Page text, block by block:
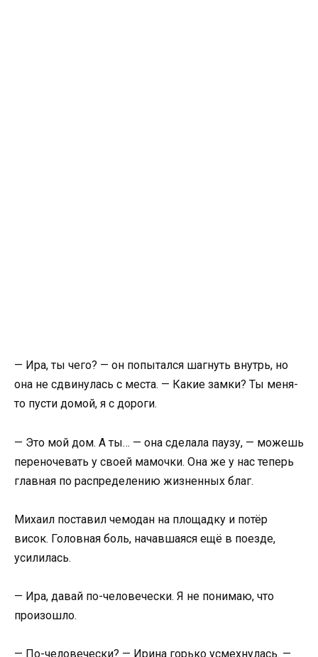
— Ира, ты чего? — он попытался шагнуть внутрь, но
она не сдвинулась с места. — Какие замки? Ты меня-
то пусти домой, я с дороги.
— Это мой дом. А ты… — она сделала паузу, — можешь
переночевать у своей мамочки. Она же у нас теперь
главная по распределению жизненных благ.
Михаил поставил чемодан на площадку и потёр
висок. Головная боль, начавшаяся ещё в поезде,
усилилась.
— Ира, давай по-человечески. Я не понимаю, что
произошло.
— По-человечески? — Ирина горько усмехнулась. —